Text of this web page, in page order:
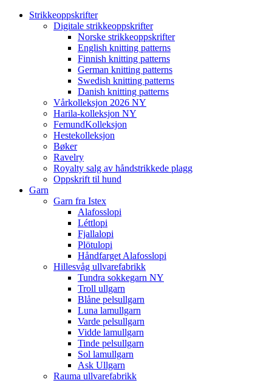
Strikkeoppskrifter
Digitale strikkeoppskrifter
Norske strikkeoppskrifter
English knitting patterns
Finnish knitting patterns
German knitting patterns
Swedish knitting patterns
Danish knitting patterns
Vårkolleksjon 2026 NY
Harila-kolleksjon NY
FemundKolleksjon
Hestekolleksjon
Bøker
Ravelry
Royalty salg av håndstrikkede plagg
Oppskrift til hund
Garn
Garn fra Istex
Alafosslopi
Léttlopi
Fjallalopi
Plötulopi
Håndfarget Alafosslopi
Hillesvåg ullvarefabrikk
Tundra sokkegarn NY
Troll ullgarn
Blåne pelsullgarn
Luna lamullgarn
Varde pelsullgarn
Vidde lamullgarn
Tinde pelsullgarn
Sol lamullgarn
Ask Ullgarn
Rauma ullvarefabrikk